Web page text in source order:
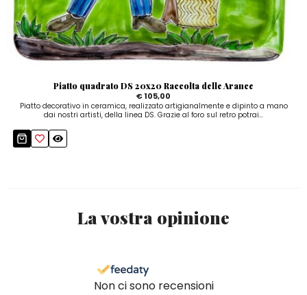
Piatto quadrato DS 20x20 Raccolta delle Arance
€ 105,00
Piatto decorativo in ceramica, realizzato artigianalmente e dipinto a mano
dai nostri artisti, della linea DS. Grazie al foro sul retro potrai...
La vostra opinione
Non ci sono recensioni